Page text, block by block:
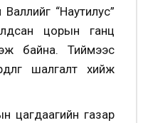
“Наутилус”
цорын ганц
байна. Тиймээс
шалгалт хийж
цагдаагийн газар